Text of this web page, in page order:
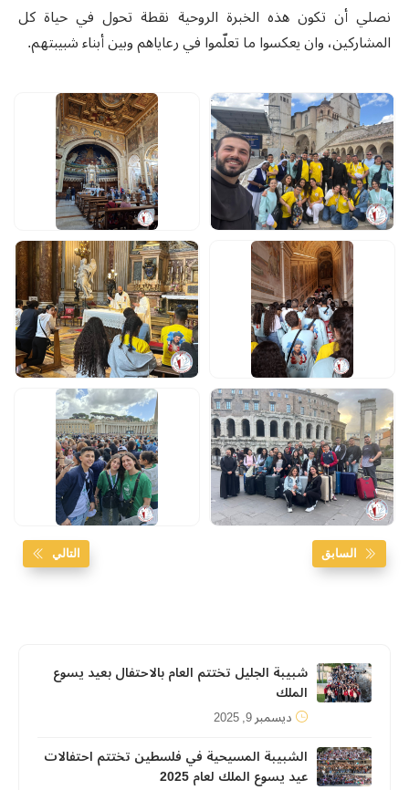
نصلي أن تكون هذه الخبرة الروحية نقطة تحول في حياة كل
المشاركين، وان يعكسوا ما تعلّموا في رعاياهم وبين أبناء شبيبتهم.
السابق التالي
شبيبة الجليل تختتم العام بالاحتفال بعيد يسوع
الملك
ديسمبر 9, 2025
الشبيبة المسيحية في فلسطين تختتم احتفالات
عيد يسوع الملك لعام 2025